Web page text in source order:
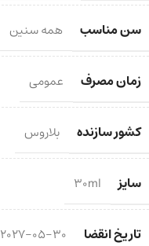
سن مناسب همه سنین
زمان مصرف عمومی
کشور سازنده بلاروس
سایز 30ml
تاریخ انقضا 2027-05-30